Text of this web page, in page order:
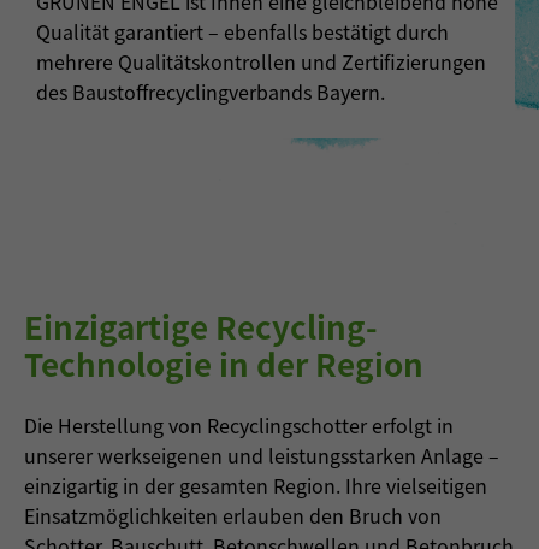
Qualität garantiert – ebenfalls bestätigt durch
mehrere Qualitätskontrollen und Zertifizierungen
des Baustoffrecyclingverbands Bayern.
Einzigartige Recycling-
Technologie in der Region
Die Herstellung von Recyclingschotter erfolgt in
unserer werkseigenen und leistungsstarken Anlage –
einzigartig in der gesamten Region. Ihre vielseitigen
Einsatzmöglichkeiten erlauben den Bruch von